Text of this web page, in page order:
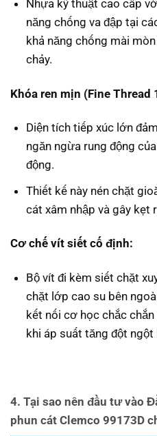
Nhựa kỹ thuật cao cấp
năng chống va đập tại
khả năng chống mài
chảy.
Khóa ren mịn (Fine Thread
Diện tích tiếp xúc lớn
ngăn ngừa rung động
động.
Thiết kế này nén chặt
cát xâm nhập và gây kẹt
Cơ chế vít siết cố định:
Bộ vít đi kèm siết chặt
chặt lớp cao su bên
kết nối cơ học chắc
khi áp suất tăng đột ngột
4. Tại sao nên đầu tư vào
phun cát Clemco 99173D